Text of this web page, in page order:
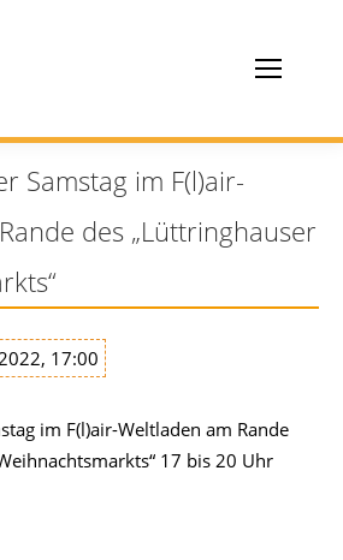
Samstag im F(l)air-
des „Lüttringhauser
17:00
im F(l)air-Weltladen am Rande
17 bis 20 Uhr